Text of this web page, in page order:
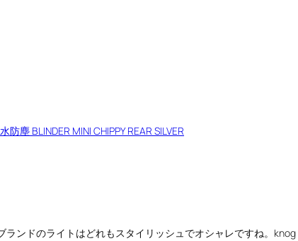
塵 BLINDER MINI CHIPPY REAR SILVER
ンドのライトはどれもスタイリッシュでオシャレですね。knog